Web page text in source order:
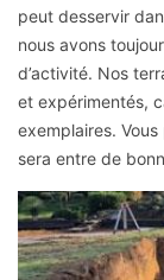
peut desservir
nous avons
d’activité. Nos
et expérimentés,
exemplaires.
sera entre de